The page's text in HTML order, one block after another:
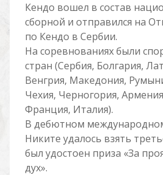
Кендо вошел в состав
сборной и отправился на
по Кендо в Сербии.
На соревнованиях были
стран (Сербия, Болгария,
Венгрия, Македония,
Чехия, Черногория,
Франция, Италия).
В дебютном
Никите удалось взять
был удостоен приза «За
дух».